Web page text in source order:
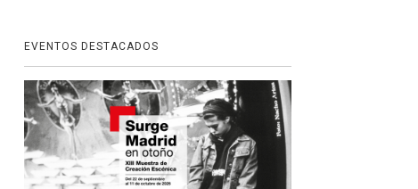
EVENTOS DESTACADOS